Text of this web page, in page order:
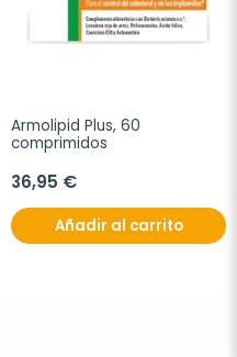
Armolipid Plus, 60
comprimidos
36,95 €
Añadir al carrito